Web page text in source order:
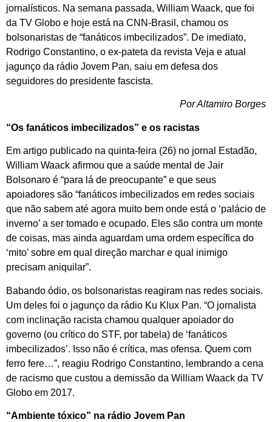
jornalísticos. Na semana passada, William Waack, que foi
da TV Globo e hoje está na CNN-Brasil, chamou os
bolsonaristas de “fanáticos imbecilizados”. De imediato,
Rodrigo Constantino, o ex-pateta da revista Veja e atual
jagunço da rádio Jovem Pan, saiu em defesa dos
seguidores do presidente fascista.
Por Altamiro Borges
“Os fanáticos imbecilizados” e os racistas
Em artigo publicado na quinta-feira (26) no jornal Estadão,
William Waack afirmou que a saúde mental de Jair
Bolsonaro é “para lá de preocupante” e que seus
apoiadores são “fanáticos imbecilizados em redes sociais
que não sabem até agora muito bem onde está o ‘palácio de
inverno’ a ser tomado e ocupado. Eles são contra um monte
de coisas, mas ainda aguardam uma ordem específica do
‘mito’ sobre em qual direção marchar e qual inimigo
precisam aniquilar”.
Babando ódio, os bolsonaristas reagiram nas redes sociais.
Um deles foi o jagunço da rádio Ku Klux Pan. “O jornalista
com inclinação racista chamou qualquer apoiador do
governo (ou crítico do STF, por tabela) de ‘fanáticos
imbecilizados’. Isso não é crítica, mas ofensa. Quem com
ferro fere…”, reagiu Rodrigo Constantino, lembrando a cena
de racismo que custou a demissão da William Waack da TV
Globo em 2017.
“Ambiente tóxico” na rádio Jovem Pan